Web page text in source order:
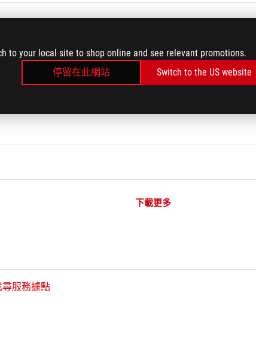
to your local site to shop online and see relevant promotions.
停留在此網站
Switch to the US website
應器瓦數？
下載更多
尋服務據點